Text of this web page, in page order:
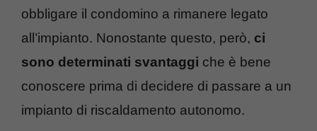
obbligare il condomino a rimanere legato
all’impianto. Nonostante questo, però, ci
sono determinati svantaggi che è bene
conoscere prima di decidere di passare a un
impianto di riscaldamento autonomo.